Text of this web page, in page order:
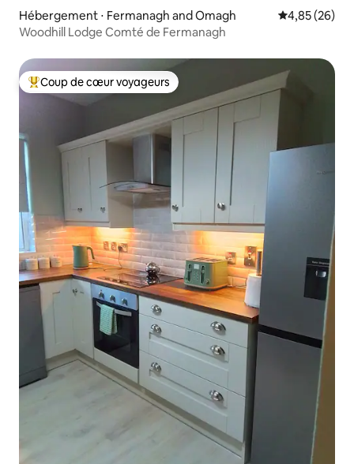
Hébergement ⋅ Fermanagh and Omagh Évaluation
4,85 (26)
Woodhill Lodge Comté de Fermanagh
Coups de cœur voyageurs les plus appréciés
Coup de cœur voyageurs